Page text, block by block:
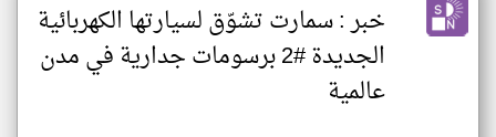
خبر : سمارت تشوّق لسيارتها الكهربائية
الجديدة #2 برسومات جدارية في مدن
عالمية